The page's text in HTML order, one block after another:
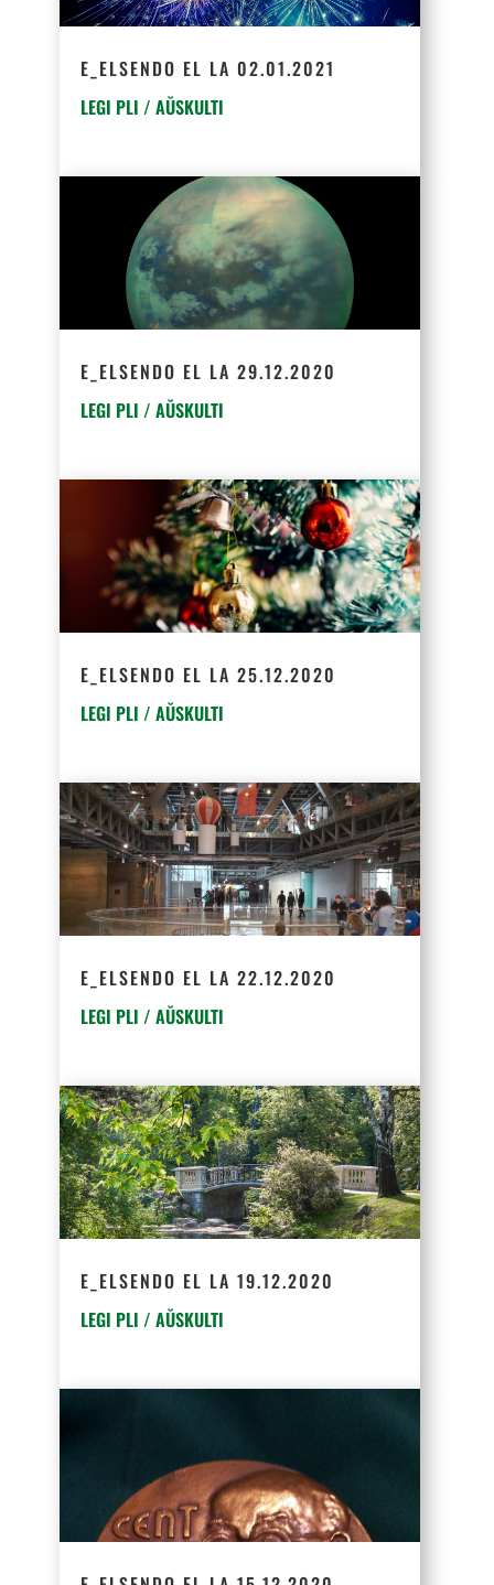
E_ELSENDO EL LA 02.01.2021
LEGI PLI / AŬSKULTI
E_ELSENDO EL LA 29.12.2020
LEGI PLI / AŬSKULTI
E_ELSENDO EL LA 25.12.2020
LEGI PLI / AŬSKULTI
E_ELSENDO EL LA 22.12.2020
LEGI PLI / AŬSKULTI
E_ELSENDO EL LA 19.12.2020
LEGI PLI / AŬSKULTI